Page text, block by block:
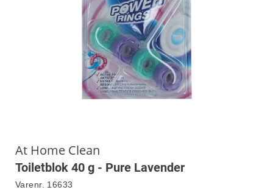
At Home Clean
Toiletblok 40 g - Pure Lavender
Varenr. 16633